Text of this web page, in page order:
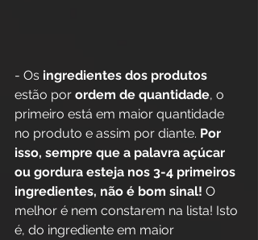
- Os ingredientes dos produtos
estão por ordem de quantidade, o
primeiro está em maior quantidade
no produto e assim por diante. Por
isso, sempre que a palavra açúcar
ou gordura esteja nos 3-4 primeiros
ingredientes, não é bom sinal! O
melhor é nem constarem na lista! Isto
é, do ingrediente em maior